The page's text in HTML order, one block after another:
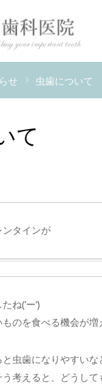
せ 虫歯について
て
ンタインが
ね(‘ー‘)
のを食べる機会が増
虫歯になりやすい
考えると、どうし